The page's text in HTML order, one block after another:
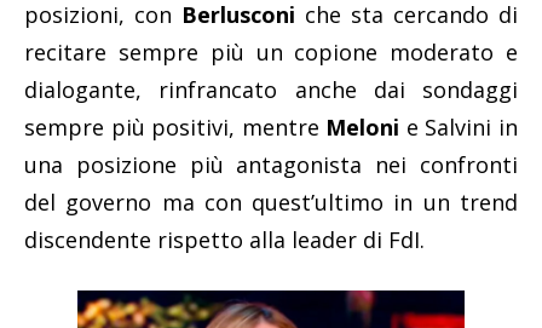
posizioni, con Berlusconi che sta cercando di
recitare sempre più un copione moderato e
dialogante, rinfrancato anche dai sondaggi
sempre più positivi, mentre Meloni e Salvini in
una posizione più antagonista nei confronti
del governo ma con quest’ultimo in un trend
discendente rispetto alla leader di FdI.